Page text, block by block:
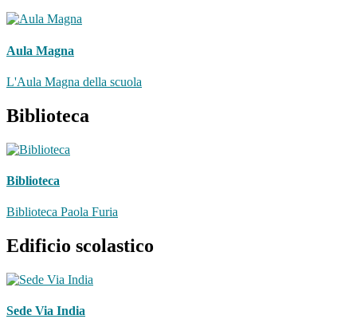
Aula Magna
L'Aula Magna della scuola
Biblioteca
Biblioteca
Biblioteca Paola Furia
Edificio scolastico
Sede Via India